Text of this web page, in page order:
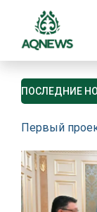
ПОСЛЕДНИЕ
Первый